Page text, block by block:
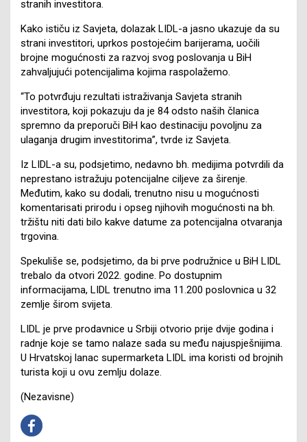
stranih investitora.
Kako ističu iz Savjeta, dolazak LIDL-a jasno ukazuje da su
strani investitori, uprkos postojećim barijerama, uočili
brojne mogućnosti za razvoj svog poslovanja u BiH
zahvaljujući potencijalima kojima raspolažemo.
“To potvrđuju rezultati istraživanja Savjeta stranih
investitora, koji pokazuju da je 84 odsto naših članica
spremno da preporuči BiH kao destinaciju povoljnu za
ulaganja drugim investitorima”, tvrde iz Savjeta.
Iz LIDL-a su, podsjetimo, nedavno bh. medijima potvrdili da
neprestano istražuju potencijalne ciljeve za širenje.
Međutim, kako su dodali, trenutno nisu u mogućnosti
komentarisati prirodu i opseg njihovih mogućnosti na bh.
tržištu niti dati bilo kakve datume za potencijalna otvaranja
trgovina.
Spekuliše se, podsjetimo, da bi prve podružnice u BiH LIDL
trebalo da otvori 2022. godine. Po dostupnim
informacijama, LIDL trenutno ima 11.200 poslovnica u 32
zemlje širom svijeta.
LIDL je prve prodavnice u Srbiji otvorio prije dvije godina i
radnje koje se tamo nalaze sada su među najuspješnijima.
U Hrvatskoj lanac supermarketa LIDL ima koristi od brojnih
turista koji u ovu zemlju dolaze.
(Nezavisne)